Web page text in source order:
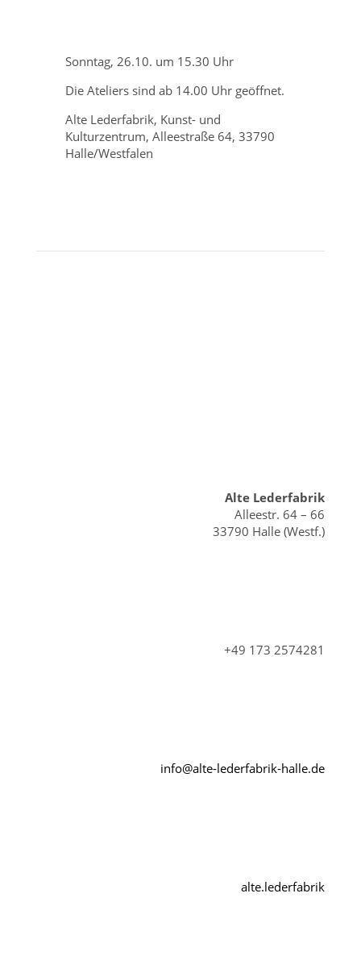
Sonntag, 26.10. um 15.30 Uhr
Die Ateliers sind ab 14.00 Uhr geöffnet.
Alte Lederfabrik, Kunst- und
Kulturzentrum, Alleestraße 64, 33790
Halle/Westfalen
Alte Lederfabrik
Alleestr. 64 – 66
33790 Halle (Westf.)
+49 173 2574281
info@alte-lederfabrik-halle.de
alte.lederfabrik